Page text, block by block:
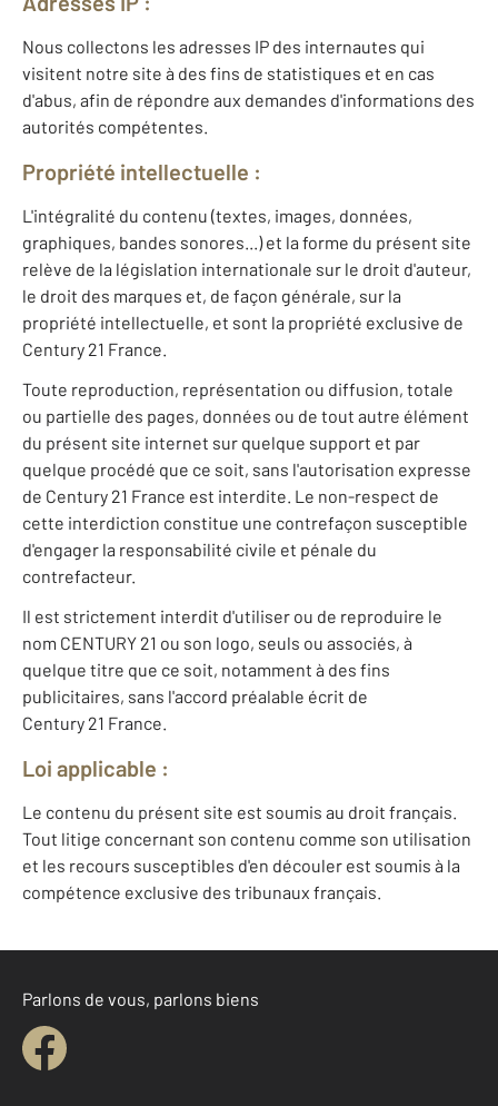
Nous collectons les adresses IP des internautes qui
visitent notre site à des fins de statistiques et en cas
d'abus, afin de répondre aux demandes d'informations des
autorités compétentes.
Propriété intellectuelle :
L'intégralité du contenu (textes, images, données,
graphiques, bandes sonores...) et la forme du présent site
relève de la législation internationale sur le droit d'auteur,
le droit des marques et, de façon générale, sur la
propriété intellectuelle, et sont la propriété exclusive de
Century 21 France.
Toute reproduction, représentation ou diffusion, totale
ou partielle des pages, données ou de tout autre élément
du présent site internet sur quelque support et par
quelque procédé que ce soit, sans l'autorisation expresse
de Century 21 France est interdite. Le non-respect de
cette interdiction constitue une contrefaçon susceptible
d'engager la responsabilité civile et pénale du
contrefacteur.
Il est strictement interdit d'utiliser ou de reproduire le
nom CENTURY 21 ou son logo, seuls ou associés, à
quelque titre que ce soit, notamment à des fins
publicitaires, sans l'accord préalable écrit de
Century 21 France.
Loi applicable :
Le contenu du présent site est soumis au droit français.
Tout litige concernant son contenu comme son utilisation
et les recours susceptibles d'en découler est soumis à la
compétence exclusive des tribunaux français.
Parlons de vous, parlons biens